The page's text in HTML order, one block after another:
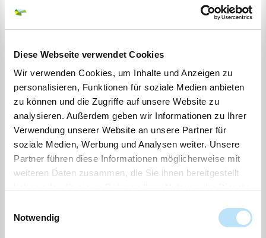
Diese Webseite verwendet Cookies
Wir verwenden Cookies, um Inhalte und Anzeigen zu
personalisieren, Funktionen für soziale Medien anbieten
zu können und die Zugriffe auf unsere Website zu
analysieren. Außerdem geben wir Informationen zu Ihrer
Verwendung unserer Website an unsere Partner für
soziale Medien, Werbung und Analysen weiter. Unsere
Partner führen diese Informationen möglicherweise mit
weiteren Daten zusammen, die Sie ihnen bereitgestellt
Notwendig
(3)
Straßenentwässerung sind nicht beitragsfähig und bei der
Beitragskalkulation herauszurechnen.
(4)
Der nicht durch Beiträge, Zuschüsse oder auf andere
Weise unmittelbar gedeckte Teil der
Investitionsaufwendungen wird ausschließlich durch
Abschreibungen und Zinsen im Rahmen der
§ 6 Berechnung des Beitrags